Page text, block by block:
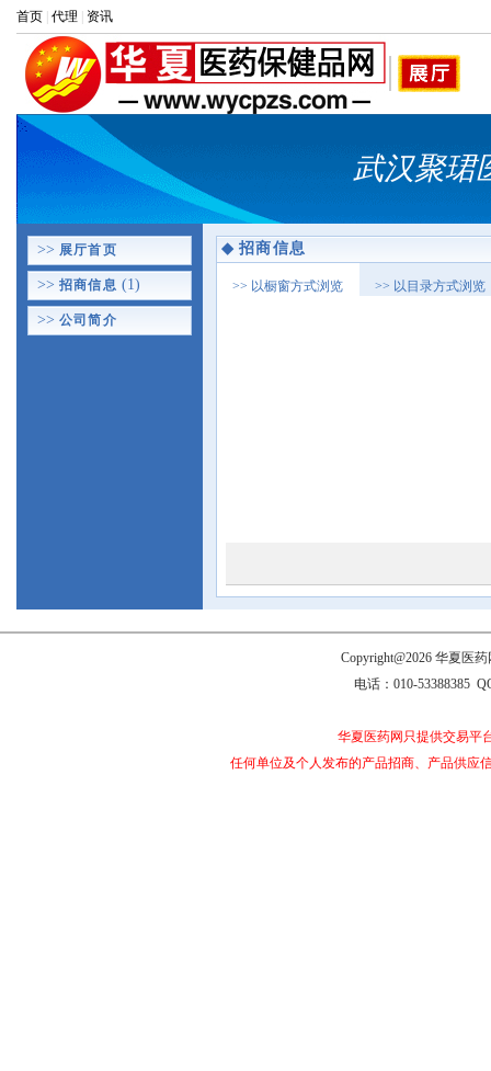
首页 代理 资讯
武汉聚珺
>> 展厅首页
>> 招商信息 (1)
>> 公司简介
◆ 招商信息
>> 以橱窗方式浏览 >> 以目录方式浏览
Copyright@2026 华夏医
电话：010-53388385
华夏医药网只提供交易平
任何单位及个人发布的产品招商、产品供应